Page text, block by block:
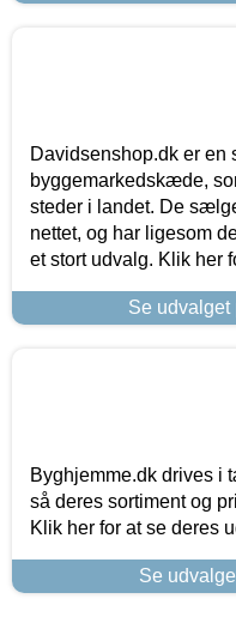
Davidsenshop.dk er en
byggemarkedskæde,
steder i landet. De
nettet, og har ligesom
et stort udvalg. Klik her
Se udvalget
Byghjemme.dk drives i
så deres sortiment og
Klik her for at se deres
Se